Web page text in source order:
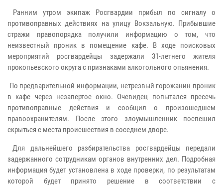
Ранним утром экипаж Росгвардии прибыл по сигналу о
противоправных действиях на улицу Вокзальную. Прибывшие
стражи правопорядка получили информацию о том, что
неизвестный проник в помещение кафе. В ходе поисковых
мероприятий росгвардейцы задержали 31-летнего жителя
прокопьевского округа с признаками алкогольного опьянения.
По предварительной информации, нетрезвый горожанин проник
в кафе через незапертое окно. Очевидец попытался пресечь
противоправные действия и сообщил о произошедшем
правоохранителям. После этого злоумышленник поспешил
скрыться с места происшествия в соседнем дворе.
Для дальнейшего разбирательства росгвардейцы передали
задержанного сотрудникам органов внутренних дел. Подробная
информация будет установлена в ходе проверки, по результатам
которой будет принято решение в соответствии с